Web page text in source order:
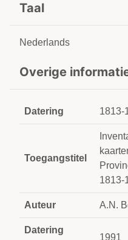
Taal
Nederlands
Overige
Datering 1813-
Toegangstitel
1813-
Auteur A.N.
Datering
1991